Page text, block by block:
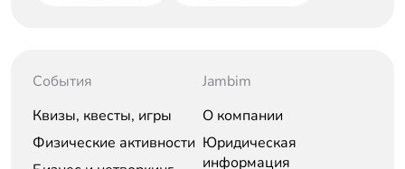
События
Квизы, квесты, игры
Физические активности
Jambim
О компании
Юридическая
информация